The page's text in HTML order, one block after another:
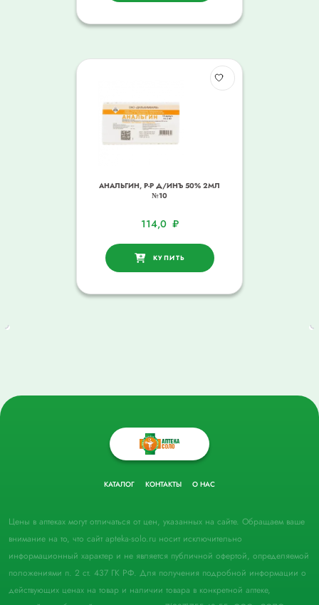
АНАЛЬГИН, Р-Р Д/ИНЪ 50% 2МЛ
№10
114,0 ₽
КУПИТЬ
КАТАЛОГ КОНТАКТЫ О НАС
Цены в аптеках могут отличаться от цен, указанных на сайте. Обращаем ваше
внимание на то, что сайт apteka-solo.ru носит исключительно
информационный характер и не является публичной офертой, определяемой
положениями п. 2 ст. 437 ГК РФ. Для получения подробной информации о
действующих ценах на товар и наличии товара в конкретной аптеке,